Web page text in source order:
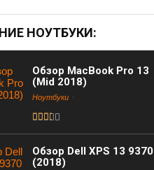
НОУТБУКИ:
Обзор MacBook Pro 13
(Mid 2018)
Ноутбуки
Обзор Dell XPS 13 9370
(2018)